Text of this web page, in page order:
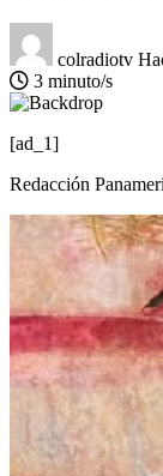
colradiotv
3 minuto/s
[ad_1]
Redacción